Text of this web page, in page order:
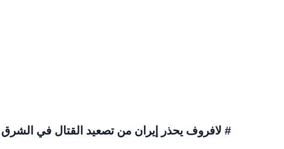
# لافروف يحذر إيران من تصعيد القتال في